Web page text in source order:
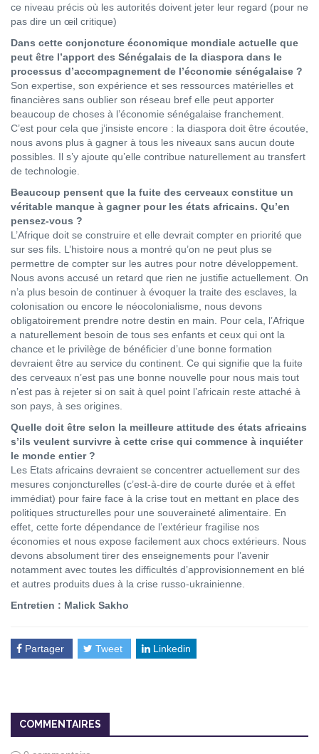
ce niveau précis où les autorités doivent jeter leur regard (pour ne
pas dire un œil critique)
Dans cette conjoncture économique mondiale actuelle que
peut être l’apport des Sénégalais de la diaspora dans le
processus d’accompagnement de l’économie sénégalaise ?
Son expertise, son expérience et ses ressources matérielles et
financières sans oublier son réseau bref elle peut apporter
beaucoup de choses à l’économie sénégalaise franchement.
C’est pour cela que j’insiste encore : la diaspora doit être écoutée,
nous avons plus à gagner à tous les niveaux sans aucun doute
possibles. Il s’y ajoute qu’elle contribue naturellement au transfert
de technologie.
Beaucoup pensent que la fuite des cerveaux constitue un
véritable manque à gagner pour les états africains. Qu’en
pensez-vous ?
L’Afrique doit se construire et elle devrait compter en priorité que
sur ses fils. L’histoire nous a montré qu’on ne peut plus se
permettre de compter sur les autres pour notre développement.
Nous avons accusé un retard que rien ne justifie actuellement. On
n’a plus besoin de continuer à évoquer la traite des esclaves, la
colonisation ou encore le néocolonialisme, nous devons
obligatoirement prendre notre destin en main. Pour cela, l’Afrique
a naturellement besoin de tous ses enfants et ceux qui ont la
chance et le privilège de bénéficier d’une bonne formation
devraient être au service du continent. Ce qui signifie que la fuite
des cerveaux n’est pas une bonne nouvelle pour nous mais tout
n’est pas à rejeter si on sait à quel point l’africain reste attaché à
son pays, à ses origines.
Quelle doit être selon la meilleure attitude des états africains
s’ils veulent survivre à cette crise qui commence à inquiéter
le monde entier ?
Les Etats africains devraient se concentrer actuellement sur des
mesures conjoncturelles (c’est-à-dire de courte durée et à effet
immédiat) pour faire face à la crise tout en mettant en place des
politiques structurelles pour une souveraineté alimentaire. En
effet, cette forte dépendance de l’extérieur fragilise nos
économies et nous expose facilement aux chocs extérieurs. Nous
devons absolument tirer des enseignements pour l’avenir
notamment avec toutes les difficultés d’approvisionnement en blé
et autres produits dues à la crise russo-ukrainienne.
Entretien : Malick Sakho
Partager Tweet Linkedin
COMMENTAIRES